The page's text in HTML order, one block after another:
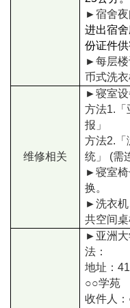
►宿舍夜
进出宿
份证件供
►每层
币式洗衣
维修相关
►寝室
方法1.「
报 」
方法2. 「
统 」 (需
►寝室
换。
►洗衣
共空间桌
► 亚洲
法：
地址：
○○学苑
收件人